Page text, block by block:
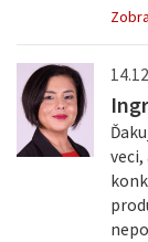
veci,